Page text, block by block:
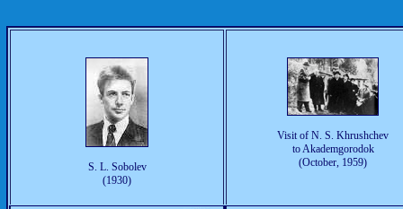
S. L. Sobolev
(1930)
Visit of N. S. Khrushchev
to Akademgorodok
(October, 1959)